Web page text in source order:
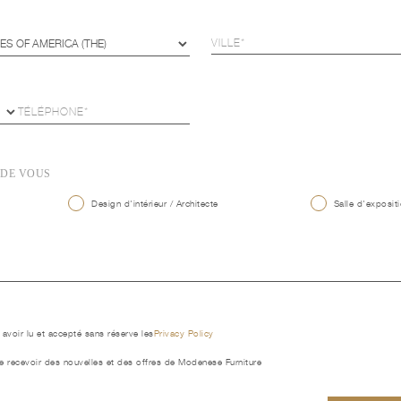
VOUS
Design d'intérieur / Architecte Salle
lu et accepté sans réserve lesPrivacy Policy
recevoir des nouvelles et des offres de Modenese Furniture